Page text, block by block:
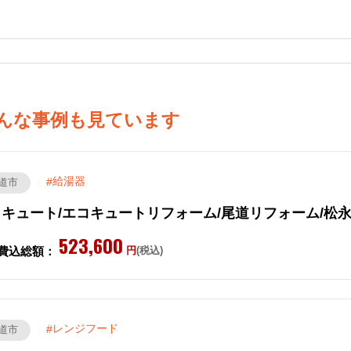
な事例も見ています
市 給湯器
ュート/エコキュートリフォーム/尾道リフォーム/松
込総額： 523,600 円(税込)
市 レンジフード